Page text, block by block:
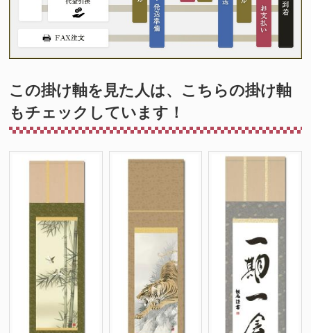
この掛け軸を見た人は、こちらの掛け軸
もチェックしています！